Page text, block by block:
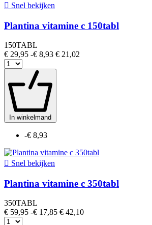
 Snel bekijken
Plantina vitamine c 150tabl
150TABL
€ 29,95 -€ 8,93 € 21,02
In winkelmand
-€ 8,93
 Snel bekijken
Plantina vitamine c 350tabl
350TABL
€ 59,95 -€ 17,85 € 42,10